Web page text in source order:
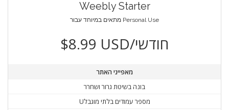
Weebly Starter
מתאים במיוחד עבור Personal Use
$8.99 USD/חודשי
מאפייני האתר
בונה בשיטת גרור ושחרר
Uמספר עמודים בלתי מוגבל